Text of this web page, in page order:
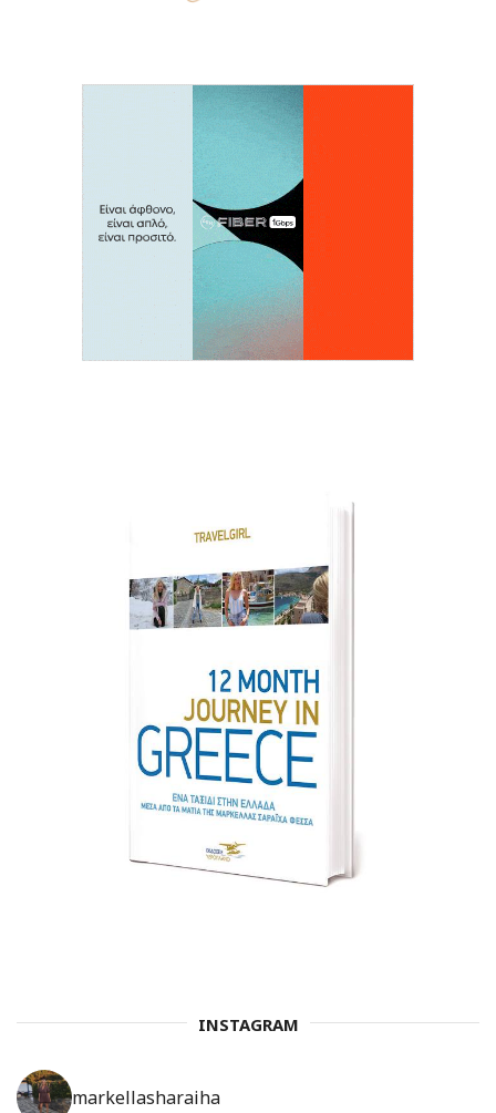
INSTAGRAM
markellasharaiha